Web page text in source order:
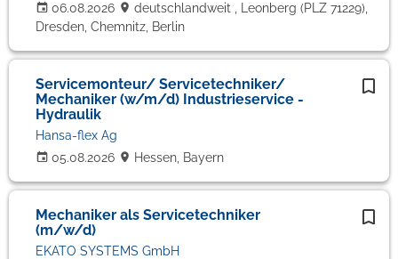
06.08.2026
deutschlandweit , Leonberg (PLZ 71229),
Dresden, Chemnitz, Berlin
Servicemonteur/ Servicetechniker/
Mechaniker (w/m/d) Industrieservice -
Hydraulik
05.08.2026
Hansa-flex Ag
Hessen, Bayern
Mechaniker als Servicetechniker
(m/w/d)
EKATO SYSTEMS GmbH